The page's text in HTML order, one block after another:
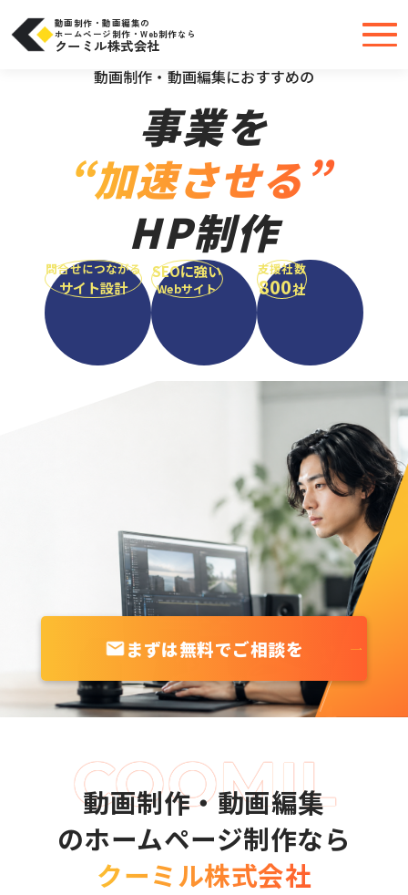
動画制作・動画編集の
ホームページ制作・Web制作なら
クーミル株式会社
＼大手・中小問わず実績豊富だから安心／
動画制作・動画編集におすすめの
事業を
“加速させる”
HP制作
問合せにつながる
サイト設計
SEOに強い
Webサイト
支援社数
800社
まずは無料でご相談を
動画制作・動画編集
のホームページ制作なら
クーミル株式会社